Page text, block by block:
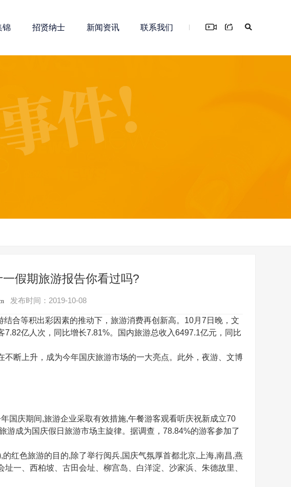
锦 招贤纳士 新闻资讯 联系我们
款适合您！
假期旅游报告你看过吗?
发布时间：2019-10-08
合等积出彩因素的推动下，旅游消费再创新高。10月7日晚，文
亿人次，同比增长7.81%。国内旅游总收入6497.1亿元，同比
断上升，成为今年国庆旅游市场的一大亮点。此外，夜游、文博
庆期间,旅游企业采取有效措施,午餐游客观看听庆祝新成立70
游成为国庆假日旅游市场主旋律。据调查，78.84%的游客参加了
色旅游的目的,除了举行阅兵,国庆气氛厚首都北京,上海,南昌,燕
一、西柏坡、古田会址、柳宫岛、白洋淀、沙家浜、朱德故里、